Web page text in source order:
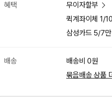
혜택
무이자할부
퀵계좌이체 1/
삼성카드 5/7
배송
배송비 0원
묶음배송 상품